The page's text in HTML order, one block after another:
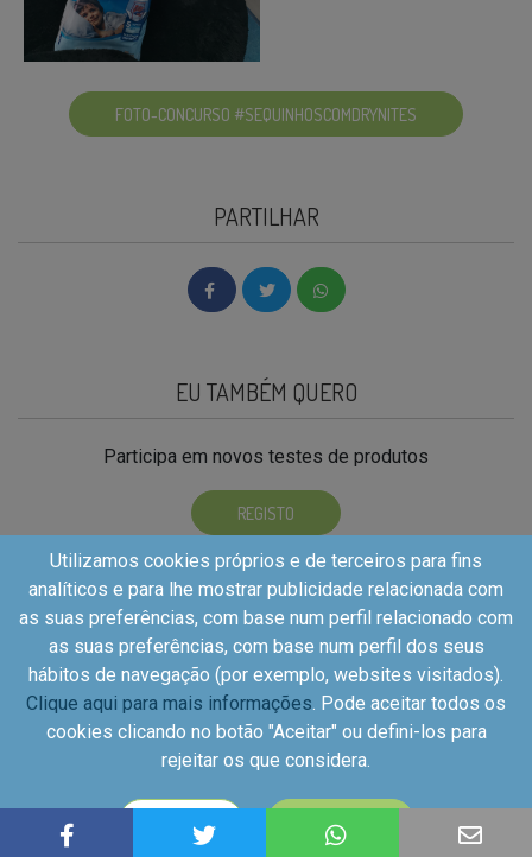
FOTO-CONCURSO #SEQUINHOSCOMDRYNITES
PARTILHAR
EU TAMBÉM QUERO
Participa em novos testes de produtos
REGISTO
Copyright©2026 - Kuvut - All rights reserved, Calle Iriarte
Utilizamos cookies próprios e de terceiros para fins
analíticos e para lhe mostrar publicidade relacionada com
as suas preferências, com base num perfil relacionado com
as suas preferências, com base num perfil dos seus
hábitos de navegação (por exemplo, websites visitados).
Clique aqui para mais informações. Pode aceitar todos os
cookies clicando no botão "Aceitar" ou defini-los para
rejeitar os que considera.
CONFIGURAR ACEITAR